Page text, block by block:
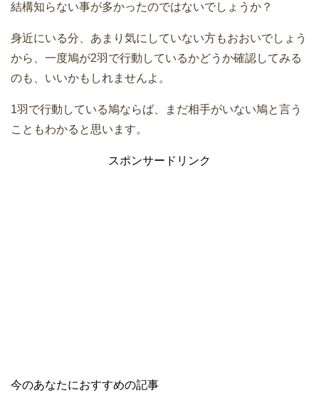
結構知らない事が多かったのではないでしょうか？
身近にいる分、あまり気にしていない方もおおいでしょう
から、一度鳩が2羽で行動しているかどうか確認してみる
のも、いいかもしれませんよ。
1羽で行動している鳩ならば、まだ相手がいない鳩と言う
こともわかると思います。
スポンサードリンク
今のあなたにおすすめの記事